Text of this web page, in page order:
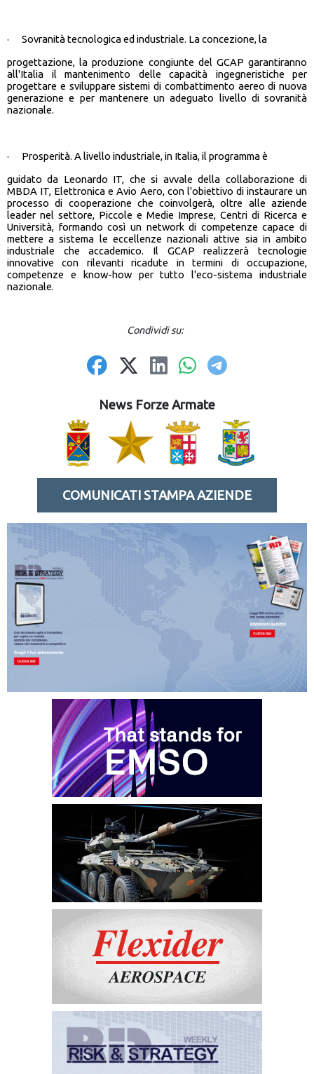
· Sovranità tecnologica ed industriale. La concezione, la
progettazione, la produzione congiunte del GCAP garantiranno
all'Italia il mantenimento delle capacità ingegneristiche per
progettare e sviluppare sistemi di combattimento aereo di nuova
generazione e per mantenere un adeguato livello di sovranità
nazionale.
· Prosperità. A livello industriale, in Italia, il programma è
guidato da Leonardo IT, che si avvale della collaborazione di
MBDA IT, Elettronica e Avio Aero, con l'obiettivo di instaurare un
processo di cooperazione che coinvolgerà, oltre alle aziende
leader nel settore, Piccole e Medie Imprese, Centri di Ricerca e
Università, formando così un network di competenze capace di
mettere a sistema le eccellenze nazionali attive sia in ambito
industriale che accademico. Il GCAP realizzerà tecnologie
innovative con rilevanti ricadute in termini di occupazione,
competenze e know-how per tutto l'eco-sistema industriale
nazionale.
Condividi su:
News Forze Armate
COMUNICATI STAMPA AZIENDE